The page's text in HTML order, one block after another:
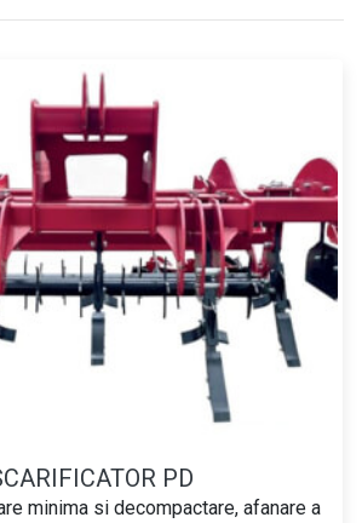
PD
minima si decompactare, afanare a